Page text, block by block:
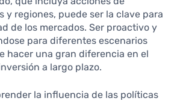
y regiones, puede ser la clave para
de los mercados. Ser proactivo y
para diferentes escenarios
hacer una gran diferencia en el
a largo plazo.
la influencia de las políticas